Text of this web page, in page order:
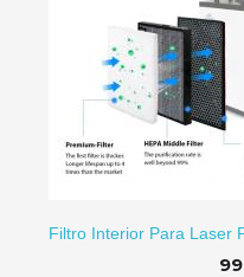
Filtro Interior Para Laser